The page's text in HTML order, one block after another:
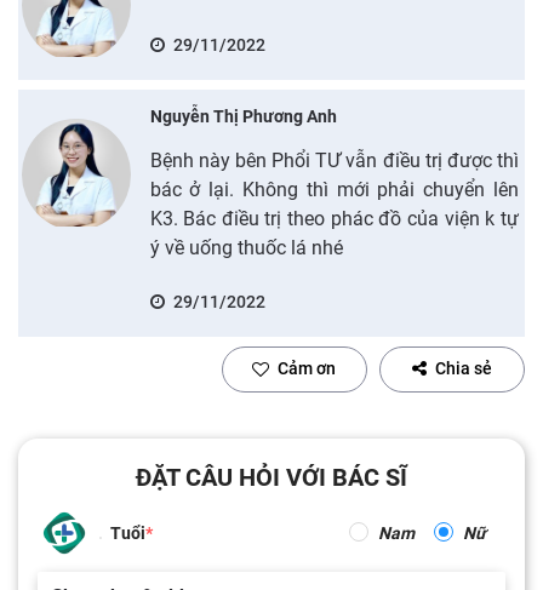
29/11/2022
Nguyễn Thị Phương Anh
Bệnh này bên Phổi TƯ vẫn điều trị được thì
bác ở lại. Không thì mới phải chuyển lên
K3. Bác điều trị theo phác đồ của viện k tự
ý về uống thuốc lá nhé
29/11/2022
Cảm ơn Chia sẻ
ĐẶT CÂU HỎI VỚI BÁC SĨ
Tuổi Nam Nữ